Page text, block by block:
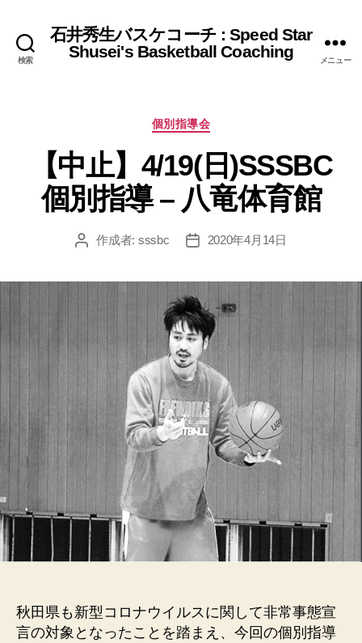
検索
石井秀生バスケコーチ : Speed Star
Shusei's Basketball Coaching
メニュー
カ
ゴ
リ
ー
個別指導会
【中止】4/19(日)SSSBC
個別指導 – 八竜体育館
投 作成者: sssbc
投
2020年4月14日
秋田県も新型コロナウイルスに関して非常事態宣
言の対象となったことを踏まえ、今回の個別指導